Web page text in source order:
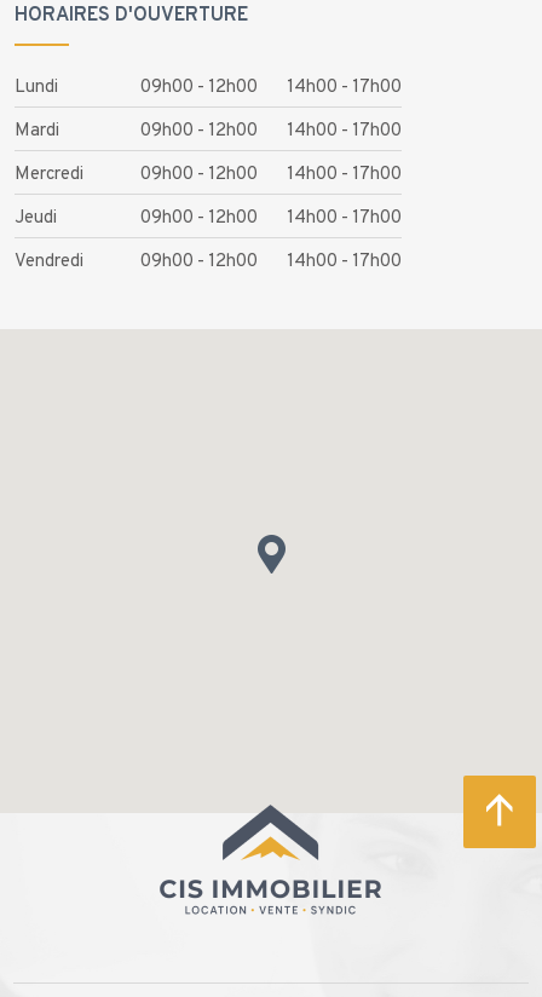
HORAIRES D'OUVERTURE
Lundi 09h00 - 12h00
14h00 - 17h00
Mardi
09h00 - 12h00
14h00 - 17h00
Mercredi
09h00 - 12h00
14h00 - 17h00
Jeudi
09h00 - 12h00
14h00 - 17h00
Vendredi
09h00 - 12h00 14h00 - 17h00